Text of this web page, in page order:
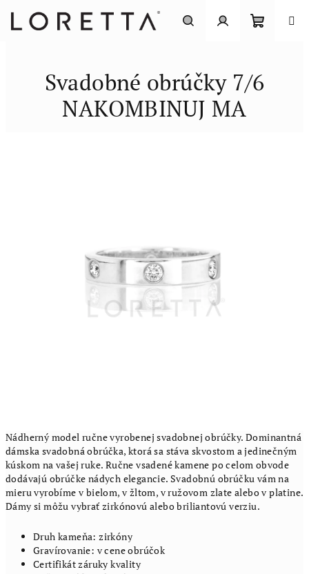
obsah
košík
Nádherný model ručne vyrobenej svadobnej obrúčky. Dominantná
dámska svadobná obrúčka, ktorá sa stáva skvostom a jedinečným
kúskom na vašej ruke. Ručne vsadené kamene po celom obvode
dodávajú obrúčke nádych elegancie. Svadobnú obrúčku vám na
mieru vyrobíme v bielom, v žltom, v ružovom zlate alebo v platine.
Dámy si môžu vybrať zirkónovú alebo briliantovú verziu.
Druh kameňa: zirkóny
Gravírovanie: v cene obrúčok
Certifikát záruky kvality
Svadobné obrúčky 7/6
NAKOMBINUJ MA